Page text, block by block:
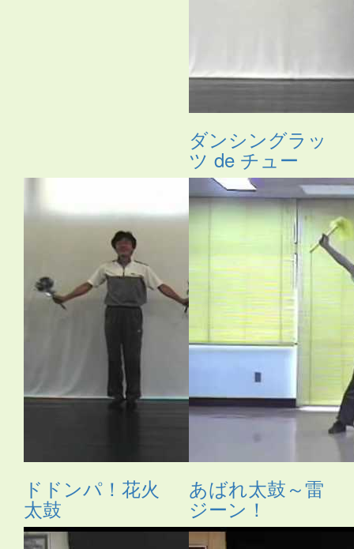
ダンシングラッ
ツ de チュー
ドドンパ！花火
太鼓
あばれ太鼓～雷
ジーン！